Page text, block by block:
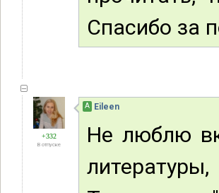
Спасибо за
+332
В отпуске
А Eileen
Не люблю